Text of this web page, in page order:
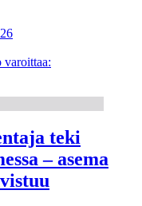
varoittaa:
teki
– asema